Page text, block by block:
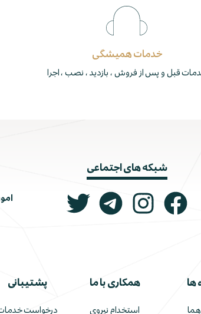
خدمات همیشگی
قبل و پس از فروش ، بازدید ، نصب ، اجرا
شبکه های اجتماعی
ها همکاری با ما
استخدام نیروی
پشتیبانی
درخواست